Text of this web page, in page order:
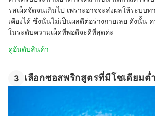
รสเผ็ดจัดจนเกินไป เพราะอาจจะส่งผลให้ระบบท
เคืองได้ ซึ่งนั่นไม่เป็นผลดีต่อร่างกายเลย ดังนั้น
ในระดับความเผ็ดที่พอดีจะดีที่สุดค่ะ
ดูอันดับสินค้า
3 เลือกซอสพริกสูตรที่มีโซเดียมต่